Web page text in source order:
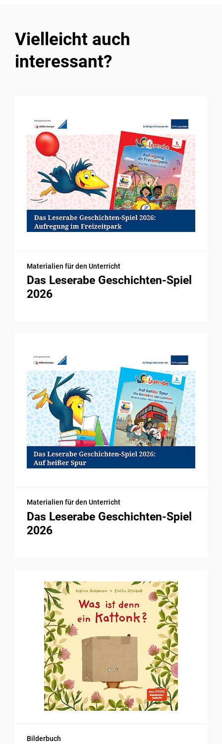
Vielleicht auch
interessant?
Materialien für den Unterricht
Das Leserabe Geschichten-Spiel
2026
Materialien für den Unterricht
Das Leserabe Geschichten-Spiel
2026
Bilderbuch